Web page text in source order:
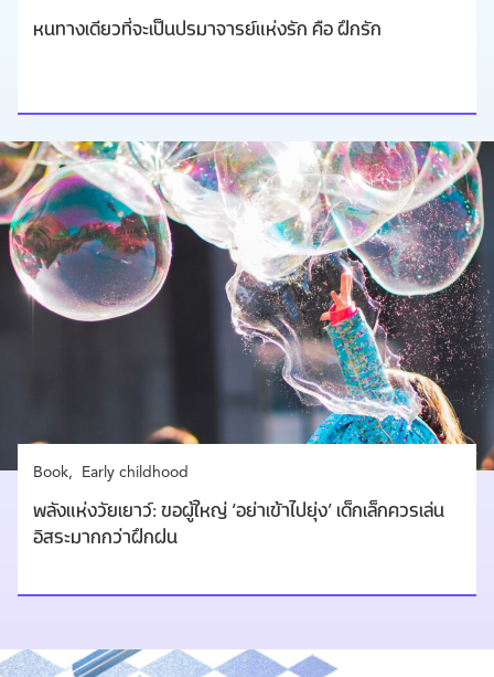
หนทางเดียวที่จะเป็นปรมาจารย์แห่งรัก คือ ฝึกรัก
Book Early childhood
พลังแห่งวัยเยาว์: ขอผู้ใหญ่ ‘อย่าเข้าไปยุ่ง’ เด็กเล็กควรเล่น
อิสระมากกว่าฝึกฝน